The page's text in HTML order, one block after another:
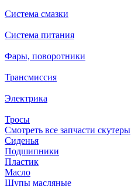
Система смазки
Система питания
Фары, поворотники
Трансмиссия
Электрика
Тросы
Смотреть все запчасти скутеры
Сиденья
Подшипники
Пластик
Масло
Щупы масляные